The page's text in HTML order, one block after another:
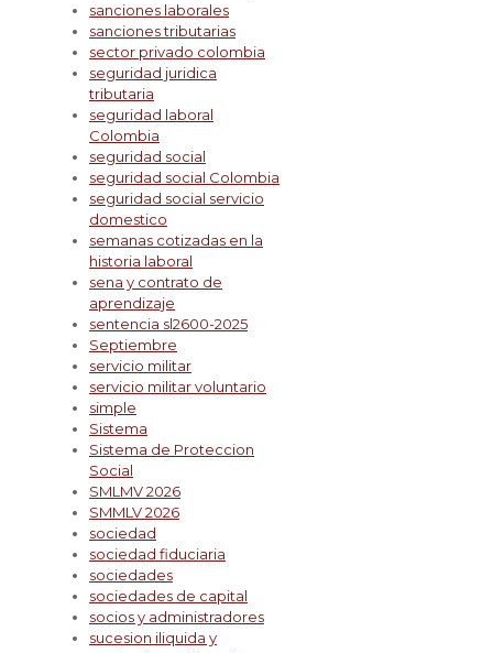
sanciones laborales
sanciones tributarias
sector privado colombia
seguridad juridica
tributaria
seguridad laboral
Colombia
seguridad social
seguridad social Colombia
seguridad social servicio
domestico
semanas cotizadas en la
historia laboral
sena y contrato de
aprendizaje
sentencia sl2600-2025
Septiembre
servicio militar
servicio militar voluntario
simple
Sistema
Sistema de Proteccion
Social
SMLMV 2026
SMMLV 2026
sociedad
sociedad fiduciaria
sociedades
sociedades de capital
socios y administradores
sucesion iliquida y